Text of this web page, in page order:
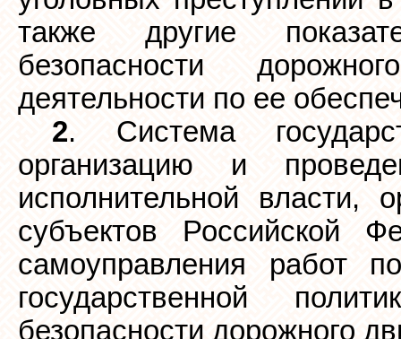
также другие
безопасности
деятельности по ее
2. Система
организацию и
исполнительной власти,
субъектов Российской
самоуправления работ
государственной
безопасности дорожного